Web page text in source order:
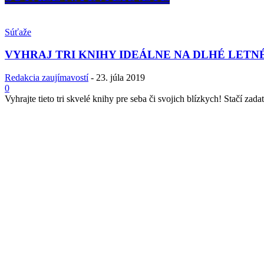
Súťaže
VYHRAJ TRI KNIHY IDEÁLNE NA DLHÉ
Redakcia zaujímavostí - 23. júla 2019
0
Vyhrajte tieto tri skvelé knihy pre seba či svojich blízkych! Stačí